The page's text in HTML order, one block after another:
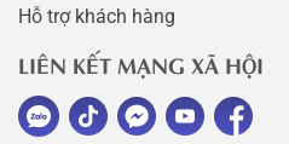
Hỗ trợ khách hàng
LIÊN KẾT MẠNG XÃ HỘI